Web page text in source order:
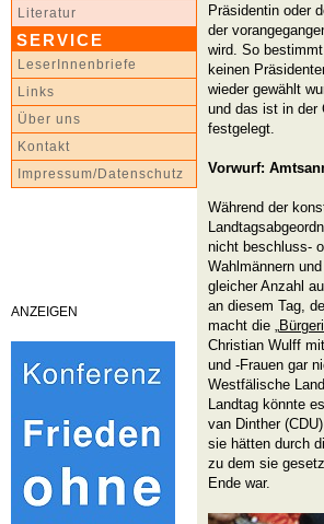
Literatur
SERVICE
LeserInnenbriefe
Links
Über uns
Kontakt
Impressum/Datenschutz
ANZEIGEN
Präsidentin oder
der
wird. So
keinen
wieder gewählt
und das ist in der
festgelegt.
Vorwurf:
Während der
nicht beschluss-
Wahlmännern
gleicher Anzahl
an diesem Tag,
macht die „
Christian Wulff
und -Frauen gar
Westfälische
Landtag könnte
van Dinther
sie hätten durch
zu dem sie
Ende war.